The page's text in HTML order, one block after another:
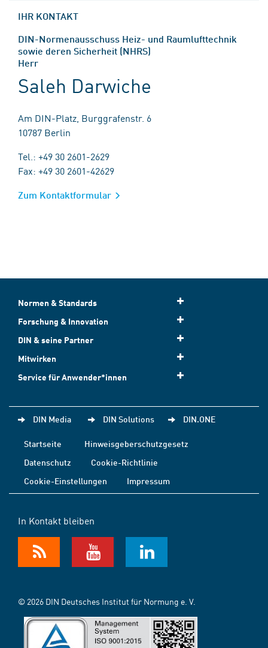
IHR KONTAKT
DIN-Normenausschuss Heiz- und Raumlufttechnik
sowie deren Sicherheit (NHRS)
Herr
Saleh Darwiche
Am DIN-Platz, Burggrafenstr. 6
10787 Berlin
Tel.: +49 30 2601-2629
Fax: +49 30 2601-42629
Zum Kontaktformular
Normen & Standards
Forschung & Innovation
DIN & seine Partner
Mitwirken
Service für Anwender*innen
DIN Media DIN Solutions DIN.ONE
Startseite
Hinweisgeberschutzgesetz
Datenschutz
Cookie-Richtlinie
Cookie-Einstellungen
Impressum
In Kontakt bleiben
© 2026 DIN Deutsches Institut für Normung e. V.